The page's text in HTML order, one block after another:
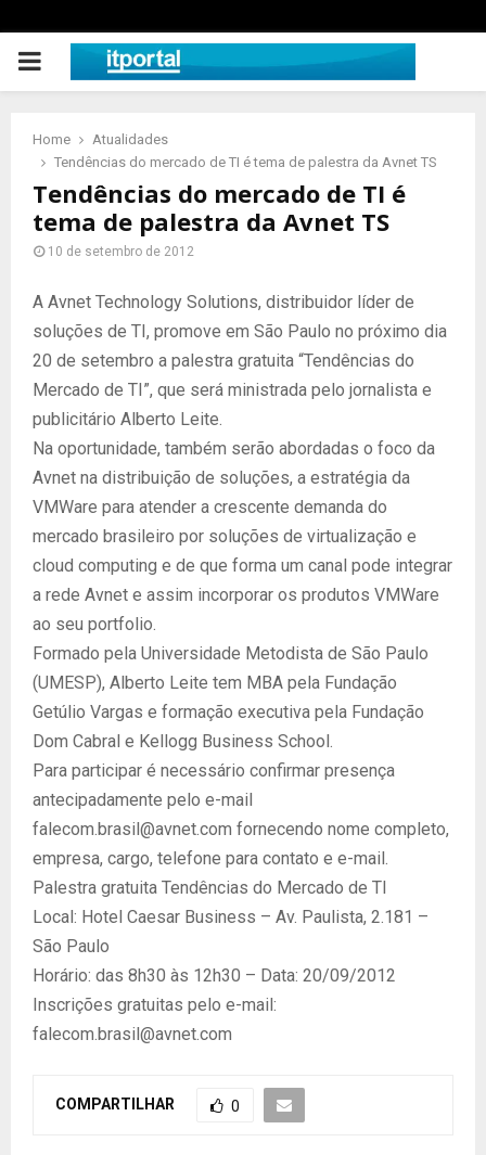
PRIMARY
Home
Atualidades
Tendências do mercado de TI é tema de palestra da Avnet TS
Tendências do mercado de TI é
tema de palestra da Avnet TS
10 de setembro de 2012
A Avnet Technology Solutions, distribuidor líder de
soluções de TI, promove em São Paulo no próximo dia
20 de setembro a palestra gratuita “Tendências do
Mercado de TI”, que será ministrada pelo jornalista e
publicitário Alberto Leite.
Na oportunidade, também serão abordadas o foco da
Avnet na distribuição de soluções, a estratégia da
VMWare para atender a crescente demanda do
mercado brasileiro por soluções de virtualização e
cloud computing e de que forma um canal pode integrar
a rede Avnet e assim incorporar os produtos VMWare
ao seu portfolio.
Formado pela Universidade Metodista de São Paulo
(UMESP), Alberto Leite tem MBA pela Fundação
Getúlio Vargas e formação executiva pela Fundação
Dom Cabral e Kellogg Business School.
Para participar é necessário confirmar presença
antecipadamente pelo e-mail
falecom.brasil@avnet.com fornecendo nome completo,
empresa, cargo, telefone para contato e e-mail.
Palestra gratuita Tendências do Mercado de TI
Local: Hotel Caesar Business – Av. Paulista, 2.181 –
São Paulo
Horário: das 8h30 às 12h30 – Data: 20/09/2012
Inscrições gratuitas pelo e-mail:
falecom.brasil@avnet.com
COMPARTILHAR 0